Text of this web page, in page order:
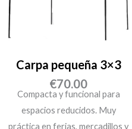
Carpa pequeña 3×3
€70.00
Compacta y funcional para
espacios reducidos. Muy
práctica en ferias, mercadillos y